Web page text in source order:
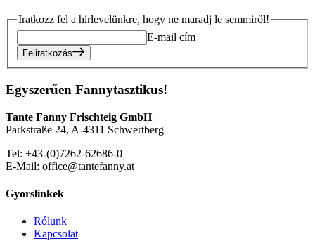
Iratkozz fel a hírlevelünkre, hogy ne maradj le semmiről!
E-mail cím
Feliratkozás
Egyszerűen Fannytasztikus!
Tante Fanny Frischteig GmbH
Parkstraße 24, A-4311 Schwertberg
Tel: +43-(0)7262-62686-0
E-Mail: office@tantefanny.at
Gyorslinkek
Rólunk
Kapcsolat